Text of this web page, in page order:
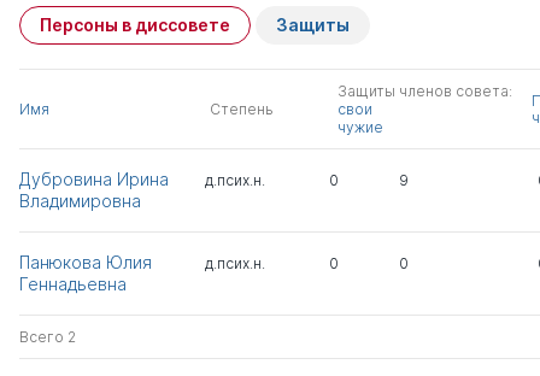
Персоны в диссовете Защиты
Имя Степень
Защиты членов совета:
свои
чужие
Дубровина Ирина
Владимировна
д.псих.н. 0 9
Панюкова Юлия
Геннадьевна
д.псих.н. 0 0
Всего 2